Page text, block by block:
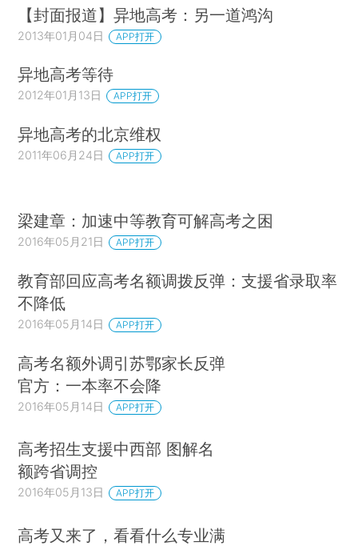
【封面报道】异地高考：另一道鸿沟
2013年01月04日 APP打开
异地高考等待
2012年01月13日 APP打开
异地高考的北京维权
2011年06月24日 APP打开
梁建章：加速中等教育可解高考之困
2016年05月21日 APP打开
教育部回应高考名额调拨反弹：支援省录取率
不降低
2016年05月14日 APP打开
高考名额外调引苏鄂家长反弹
官方：一本率不会降
2016年05月14日 APP打开
高考招生支援中西部 图解名
额跨省调控
2016年05月13日 APP打开
高考又来了，看看什么专业满